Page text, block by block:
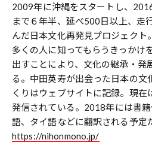
2009年に沖縄をスタートし、
まで６年半、延べ500日以上、走
んだ日本文化再発見プロジェクト
多くの人に知ってもらうきっかけ
出すことにより、文化の継承・発
る。中田英寿が出会った日本の文
くりはウェブサイトに記録。現在
発信されている。2018年には書
語、タイ語などに翻訳される予定
https://nihonmono.jp/